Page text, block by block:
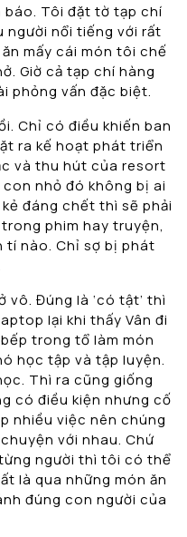
báo. Tôi đặt tờ tạp chí
người nổi tiếng với rất
mấy cái món tôi chế
Giờ cả tạp chí hàng
phỏng vấn đặc biệt.
Chỉ có điều khiến ban
ra kế hoạt phát triển
và thu hút của resort
nhỏ đó không bị ai
đáng chết thì sẽ phải
phim hay truyện,
tí nào. Chỉ sợ bị phát
vô. Đúng là ‘có tật’ thì
lại khi thấy Vân đi
trong tổ làm món
học tập và tập luyện.
Thì ra cũng giống
có điều kiện nhưng cố
nhiều việc nên chúng
với nhau. Chứ
người thì tôi có thể
là qua những món ăn
đúng con người của